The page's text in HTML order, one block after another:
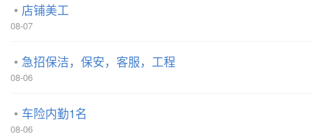
店铺美工
08-07
急招保洁，保安，客服，工程
08-06
车险内勤1名
08-06